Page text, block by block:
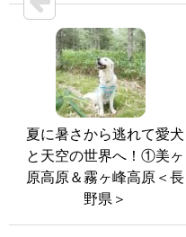
夏に暑さから逃れて愛犬
と天空の世界へ！①美ヶ
原高原＆霧ヶ峰高原＜長
野県＞